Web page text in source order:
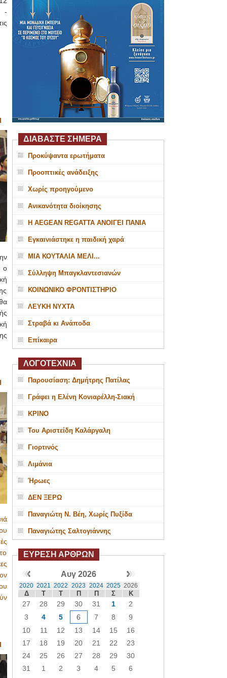
-
ο
ΔΙΑΒΑΣΤΕ ΣΗΜΕΡΑ
Προκύψαντα ερωτήματα
Προοπτικές ανάδειξης
Χωρίς προηγούμενο
Ανικανότητα διοίκησης
Η AEGEAN REGATTA ΑΝΟΙΓΕΙ ΠΑΝΙΑ
Εγκαινιάστηκε η παιδική χαρά
ΜΙΑ ΚΟΥΤΑΛΙΑ ΜΕΛΙ...
Σύλληψη Μπαγκλαντεσιανών
ΚΟΙΝΩΝΙΚΟ ΦΡΟΝΤΙΣΤΗΡΙΟ
ΛΕΥΚΗ ΝΥΧΤΑ
Στραβά κι Ανάποδα
Επίκαιρα
ΛΟΓΟΤΕΧΝΙΑ
Παρουσίαση: Δημήτρης Πατίλας
Γράφει η Ελένη Κονιαρέλλη-Σιακή
ΚΡΙΝΟ
Του Αριστείδη Καλάργαλη
Γιορτινός
Λιμάνια
Ήρωες
ΔΕΝ ΞΕΡΩ
Παναγιώτη Ν. Βέη, Χωρίς Πυξίδα
Παναγιώτης Σαλτογιάννης
ΕΥΡΕΣΗ ΑΡΘΡΩΝ
Αυγ 2026
2020 2021 2022 2023 2024 2025 2026
Δ Τ Τ Π Π Σ Κ
27 28 29 30 31 1
2
3
4 5 6 7 8
9
10
11 12 13 14 15
16
17
18 19 20 21 22
23
24
25 26 27 28 29
30
31
1 2 3 4 5 6